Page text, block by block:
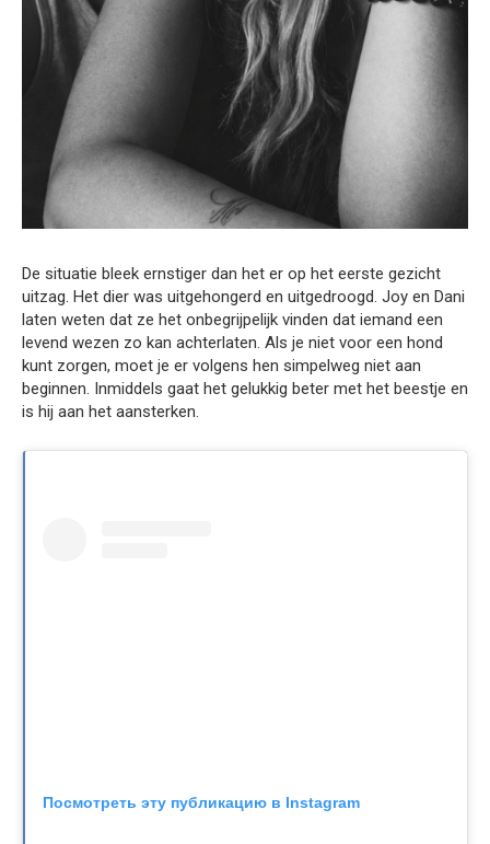
De situatie bleek ernstiger dan het er op het eerste gezicht
uitzag. Het dier was uitgehongerd en uitgedroogd. Joy en Dani
laten weten dat ze het onbegrijpelijk vinden dat iemand een
levend wezen zo kan achterlaten. Als je niet voor een hond
kunt zorgen, moet je er volgens hen simpelweg niet aan
beginnen. Inmiddels gaat het gelukkig beter met het beestje en
is hij aan het aansterken.
Посмотреть эту публикацию в Instagram